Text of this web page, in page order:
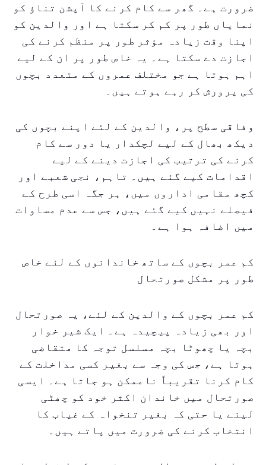
ضرورت ہے۔ گھر سے کام کرنے کا آپشن تناؤ کو
نمایاں طور پر کم کر سکتا ہے اور والدین کو
اپنا وقت زیادہ مؤثر طور پر منظم کرنے کی
اجازت دے سکتا ہے۔ یہ خاص طور پر ان کے لیے
اہم ہوتا ہے جو مختلف عمروں کے متعدد بچوں
کی پرورش کر رہے ہوتے ہیں۔
وفاقی سطح پر، والدین کے لئے اپنے بچوں کی
دیکھ بھال کے لیے لچکدار یا دور سے کام
کرنے کی ترتیب کی اجازت دینے کے لیے
اقدامات کیے گئے ہیں۔ تاہم، نجی شعبے اور
کچھ مقامی اداروں میں، ہر جگہ اسی طرح کے
فیصلے نہیں کیے گئے ہیں، جس سے عدم مساوات
میں اضافہ ہوا ہے۔
کم عمر بچوں کے ساتھ خاندانوں کے لئے خاص
طور پر مشکل صورتحال
کم عمر بچوں کے والدین کے لئے، یہ صورتحال
اور بھی زیادہ پیچیدہ ہے۔ ایک شیر خوار
بچہ یا چھوٹا بچہ مسلسل توجہ کا متقاضی
ہوتا ہے، جس کی وجہ سے بغیر کسی مداخلت کے
کام کرنا تقریباً ناممکن ہو جاتا ہے۔ ایسی
صورتحال میں خاندان اکثر خود کو چھٹی
لینے یا حتی کہ بغیر تنخواہ کے غیاب کا
انتخاب کرنے کی ضرورت میں پاتے ہیں۔